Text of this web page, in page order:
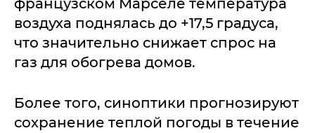
французском Марселе температура
воздуха поднялась до +17,5 градуса,
что значительно снижает спрос на
газ для обогрева домов.
Более того, синоптики прогнозируют
сохранение теплой погоды в течение